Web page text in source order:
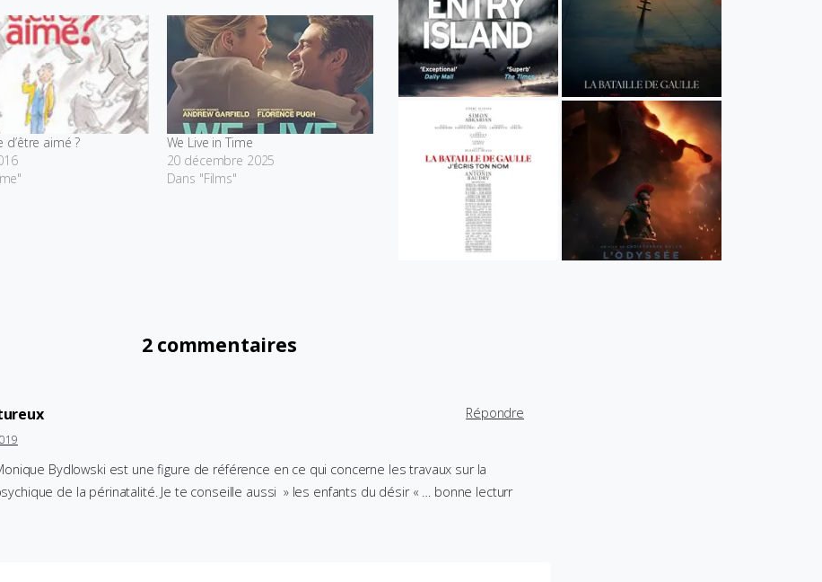
d’être aimé ?
We Live in Time
20 décembre 2025
Dans "Films"
2 commentaires
Répondre
Bydlowski est une figure de référence en ce qui concerne les travaux sur la
de la périnatalité. Je te conseille aussi » les enfants du désir « … bonne lecturr